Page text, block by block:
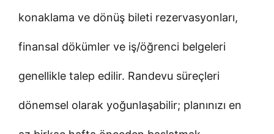
konaklama ve dönüş bileti rezervasyonları,
finansal dökümler ve iş/öğrenci belgeleri
genellikle talep edilir. Randevu süreçleri
dönemsel olarak yoğunlaşabilir; planınızı en